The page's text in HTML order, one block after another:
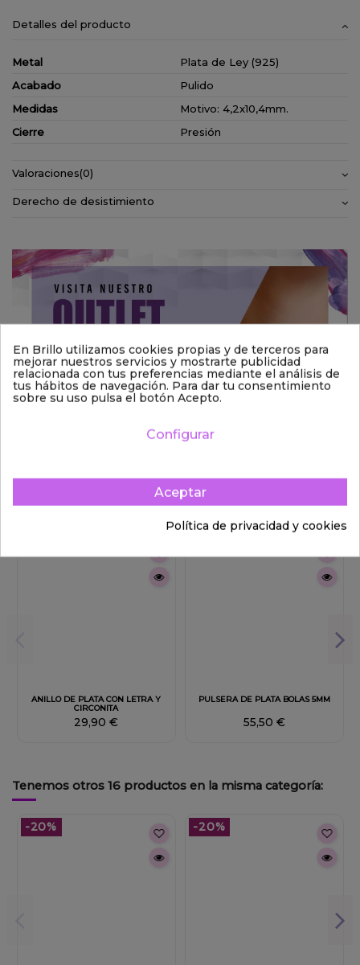
Detalles del producto
Metal
Plata de Ley (925)
Acabado
Pulido
Medidas
Motivo: 4,2x10,4mm.
Cierre
Presión
Valoraciones(0)
Derecho de desistimiento
También podría interesarle
ANILLO DE PLATA CON LETRA Y
CIRCONITA
29,90 €
PULSERA DE PLATA BOLAS 5MM
55,50 €
Tenemos otros 16 productos en la misma categoría:
-20% -20%
En Brillo utilizamos cookies propias y de terceros para
mejorar nuestros servicios y mostrarte publicidad
relacionada con tus preferencias mediante el análisis de
tus hábitos de navegación. Para dar tu consentimiento
sobre su uso pulsa el botón Acepto.
Configurar
Aceptar
Política de privacidad y cookies